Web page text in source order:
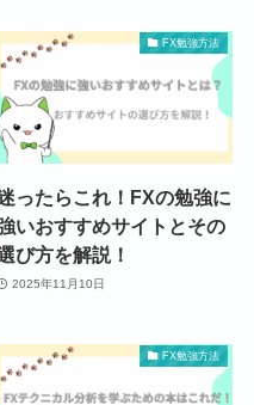
FX勉強方法
ったらこれ！FXの勉強に
いおすすめサイトとその
び方を解説！
2025年11月10日
FX勉強方法